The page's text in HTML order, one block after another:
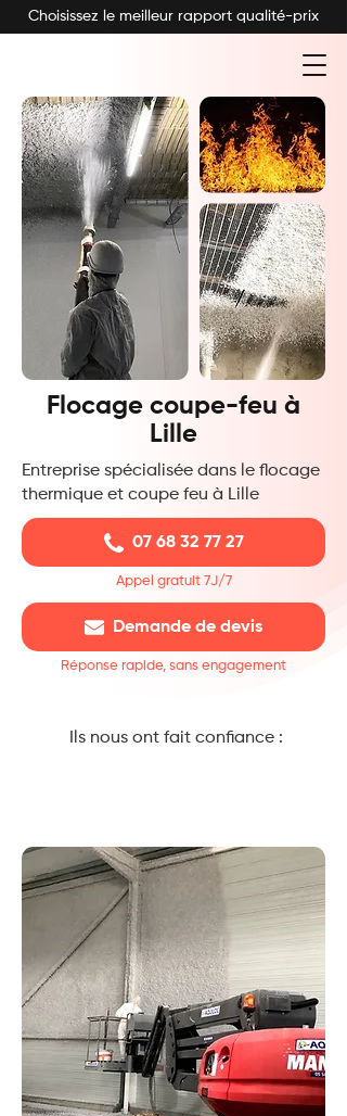
Choisissez le meilleur rapport qualité-prix
Flocage coupe-feu à
Lille
Entreprise spécialisée dans le flocage
thermique et coupe feu à Lille
07 68 32 77 27
Appel gratuit 7J/7
Demande de devis
Réponse rapide, sans engagement
Ils nous ont fait confiance :